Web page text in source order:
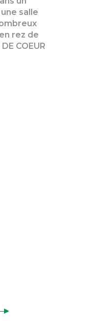
salle
rez de
COEUR